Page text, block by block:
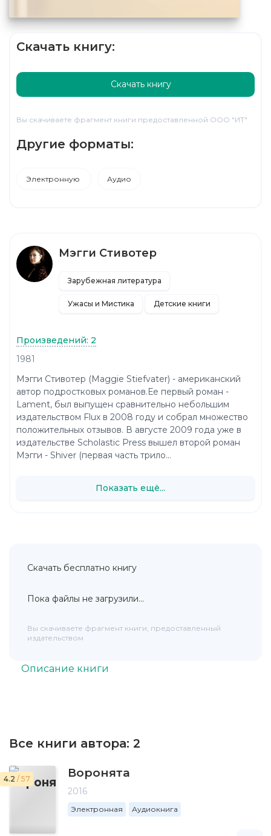
Скачать книгу:
Скачать книгу
Вы скачиваете фрагмент книги предоставленной ООО "ИТ"
Другие форматы:
Электронную Аудио
Описание книги
Все книги автора: 2
4.2 / 57 Воронята
2016
Электронная Аудиокнига
Мэгги Стивотер
Зарубежная литература
Ужасы и Мистика Детские книги
Произведений: 2
1981
Мэгги Стивотер (Maggie Stiefvater) - американский
автор подростковых романов.Ее первый роман -
Lament, был выпущен сравнительно небольшим
издательством Flux в 2008 году и собрал множество
положительных отзывов. В августе 2009 года уже в
издательстве Scholastic Press вышел второй роман
Мэгги - Shiver (первая часть трило...
Показать ещё...
Скачать бесплатно книгу
Пока файлы не загрузили...
Вы скачиваете фрагмент книги, предоставленный
издательством